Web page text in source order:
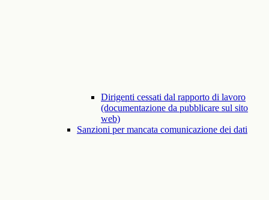
Dirigenti cessati dal rapporto di lavoro
(documentazione da pubblicare sul sito
web)
Sanzioni per mancata comunicazione dei dati